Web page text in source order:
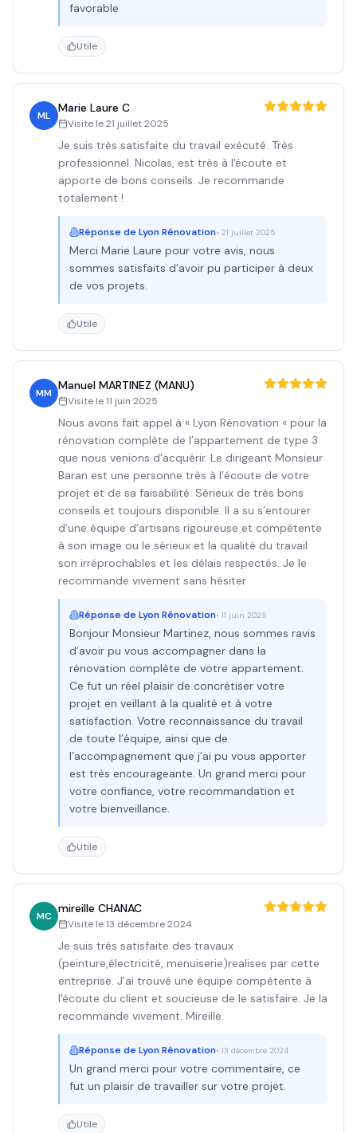
favorable
Utile
ML
Marie Laure C
Visite le21 juillet 2025
Je suis très satisfaite du travail exécuté. Très
professionnel. Nicolas, est très à l'écoute et
apporte de bons conseils. Je recommande
totalement !
Réponse de Lyon Rénovation• 21 juillet 2025
Merci Marie Laure pour votre avis, nous
sommes satisfaits d’avoir pu participer à deux
de vos projets.
Utile
MM
Manuel MARTINEZ (MANU)
Visite le11 juin 2025
Nous avons fait appel à « Lyon Rénovation « pour la
rénovation complète de l’appartement de type 3
que nous venions d’acquérir. Le dirigeant Monsieur
Baran est une personne très à l’écoute de votre
projet et de sa faisabilité. Sérieux de très bons
conseils et toujours disponible. Il a su s’entourer
d’une équipe d’artisans rigoureuse et compétente
à son image ou le sérieux et la qualité du travail
son irréprochables et les délais respectés. Je le
recommande vivement sans hésiter
Réponse de Lyon Rénovation• 11 juin 2025
Bonjour Monsieur Martinez, nous sommes ravis
d’avoir pu vous accompagner dans la
rénovation complète de votre appartement.
Ce fut un réel plaisir de concrétiser votre
projet en veillant à la qualité et à votre
satisfaction. Votre reconnaissance du travail
de toute l’équipe, ainsi que de
l’accompagnement que j’ai pu vous apporter
est très encourageante. Un grand merci pour
votre confiance, votre recommandation et
votre bienveillance.
Utile
MC
mireille CHANAC
Visite le13 décembre 2024
Je suis très satisfaite des travaux
(peinture,électricité, menuiserie)realises par cette
entreprise. J'ai trouvé une équipe compétente à
l'écoute du client et soucieuse de le satisfaire. Je la
recommande vivement. Mireille.
Réponse de Lyon Rénovation• 13 décembre 2024
Un grand merci pour votre commentaire, ce
fut un plaisir de travailler sur votre projet.
Utile